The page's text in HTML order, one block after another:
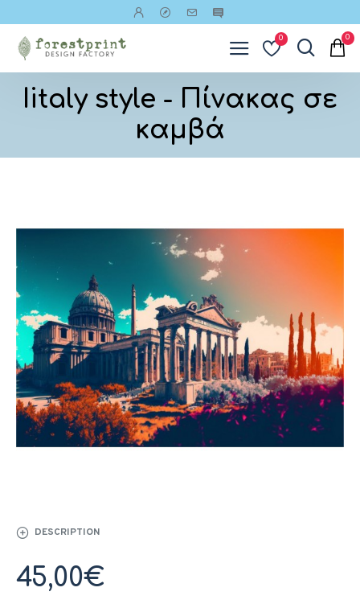
0 0
Iitaly style - Πίνακας σε
καμβά
DESCRIPTION
45,00€